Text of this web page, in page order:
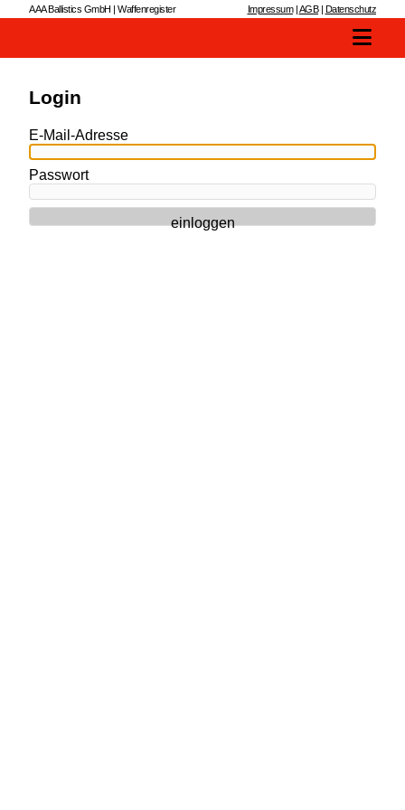
AAA Ballistics GmbH | Waffenregister Impressum|AGB| Datenschutz
Login
E-Mail-Adresse
Passwort
einloggen